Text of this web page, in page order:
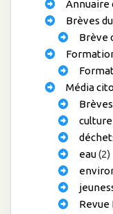
Annuaire
Brèves
Brève
Média
culture
eau(2)
Revue